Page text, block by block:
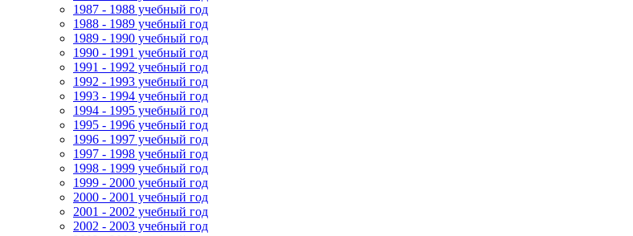
1987 - 1988 учебный год
1988 - 1989 учебный год
1989 - 1990 учебный год
1990 - 1991 учебный год
1991 - 1992 учебный год
1992 - 1993 учебный год
1993 - 1994 учебный год
1994 - 1995 учебный год
1995 - 1996 учебный год
1996 - 1997 учебный год
1997 - 1998 учебный год
1998 - 1999 учебный год
1999 - 2000 учебный год
2000 - 2001 учебный год
2001 - 2002 учебный год
2002 - 2003 учебный год